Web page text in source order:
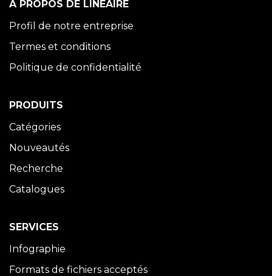
À PROPOS DE LINÉAIRE
Profil de notre entreprise
Termes et conditions
Politique de confidentialité
PRODUITS
Catégories
Nouveautés
Recherche
Catalogues
SERVICES
Infographie
Formats de fichiers acceptés